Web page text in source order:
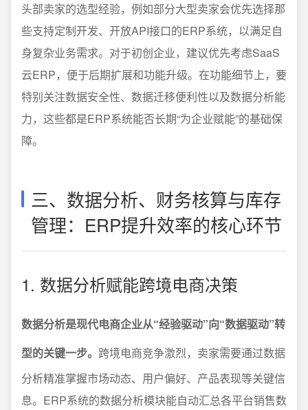
头部卖家的选型经验，例如部分大型卖家会优先选择那
些支持定制开发、开放API接口的ERP系统，以满足自
身复杂业务需求。对于初创企业，建议优先考虑SaaS
云ERP，便于后期扩展和功能升级。在功能细节上，要
特别关注数据安全性、数据迁移便利性以及数据分析能
力，这些都是ERP系统能否长期“为企业赋能”的基础保
障。
三、数据分析、财务核算与库存
管理：ERP提升效率的核心环节
1. 数据分析赋能跨境电商决策
数据分析是现代电商企业从“经验驱动”向“数据驱动”转
型的关键一步。 跨境电商竞争激烈，卖家需要通过数据
分析精准掌握市场动态、用户偏好、产品表现等关键信
息。ERP系统的数据分析模块能自动汇总各平台销售数